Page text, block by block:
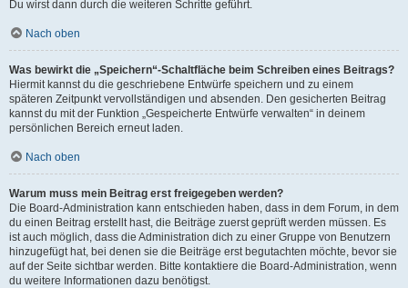
Du wirst dann durch die weiteren Schritte geführt.
Nach oben
Was bewirkt die „Speichern“-Schaltfläche beim Schreiben eines Beitrags?
Hiermit kannst du die geschriebene Entwürfe speichern und zu einem
späteren Zeitpunkt vervollständigen und absenden. Den gesicherten Beitrag
kannst du mit der Funktion „Gespeicherte Entwürfe verwalten“ in deinem
persönlichen Bereich erneut laden.
Nach oben
Warum muss mein Beitrag erst freigegeben werden?
Die Board-Administration kann entschieden haben, dass in dem Forum, in dem
du einen Beitrag erstellt hast, die Beiträge zuerst geprüft werden müssen. Es
ist auch möglich, dass die Administration dich zu einer Gruppe von Benutzern
hinzugefügt hat, bei denen sie die Beiträge erst begutachten möchte, bevor sie
auf der Seite sichtbar werden. Bitte kontaktiere die Board-Administration, wenn
du weitere Informationen dazu benötigst.